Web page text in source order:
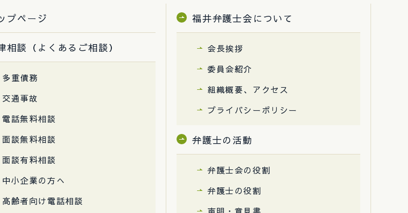
プページ
相談（よくあるご相談）
多重債務
交通事故
電話無料相談
面談無料相談
面談有料相談
中小企業の方へ
高齢者向け電話相談
福井弁護士会について
会長挨拶
委員会紹介
組織概要、アクセス
プライバシーポリシー
弁護士の活動
弁護士会の役割
弁護士の役割